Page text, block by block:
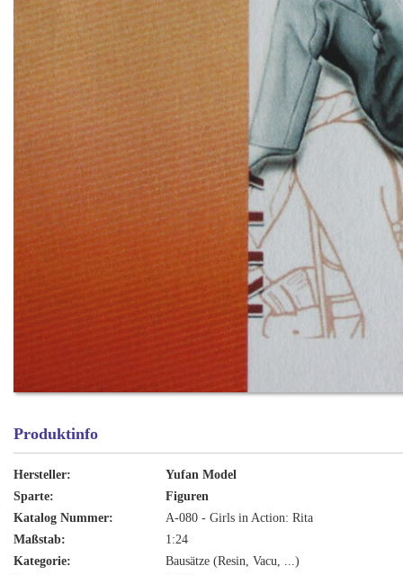
Produktinfo
Hersteller:
Yufan Model
Sparte:
Figuren
Katalog Nummer:
A-080 - Girls in Action: Rita
Maßstab:
1:24
Kategorie:
Bausätze (Resin, Vacu, ...)